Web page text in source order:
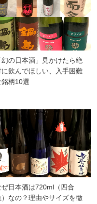
幻の日本酒」見かけたら絶
に飲んでほしい、入手困難
銘柄10選
ぜ日本酒は720ml（四合
）なの？理由やサイズを徹